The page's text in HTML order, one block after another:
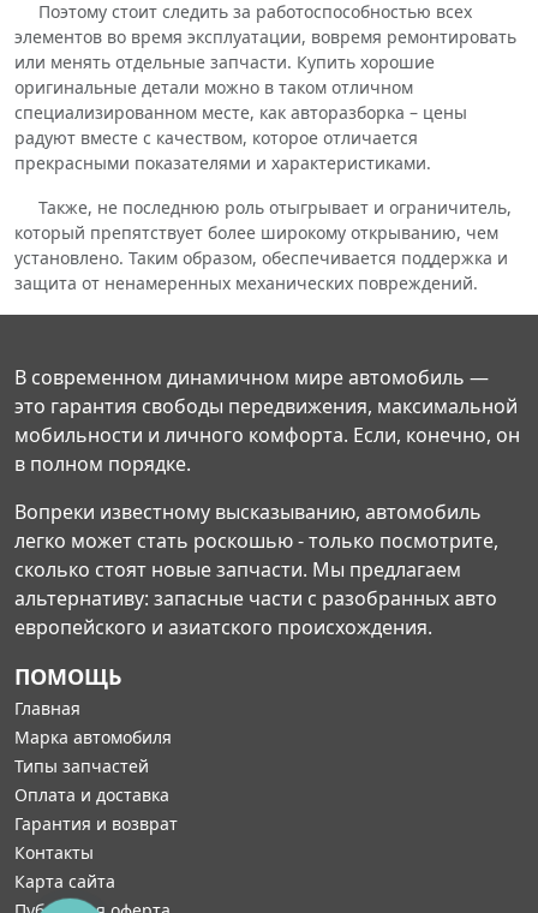
Поэтому стоит следить за работоспособностью всех
элементов во время эксплуатации, вовремя ремонтировать
или менять отдельные запчасти. Купить хорошие
оригинальные детали можно в таком отличном
специализированном месте, как авторазборка – цены
радуют вместе с качеством, которое отличается
прекрасными показателями и характеристиками.
Также, не последнюю роль отыгрывает и ограничитель,
который препятствует более широкому открыванию, чем
установлено. Таким образом, обеспечивается поддержка и
защита от ненамеренных механических повреждений.
В современном динамичном мире автомобиль —
это гарантия свободы передвижения, максимальной
мобильности и личного комфорта. Если, конечно, он
в полном порядке.
Вопреки известному высказыванию, автомобиль
легко может стать роскошью - только посмотрите,
сколько стоят новые запчасти. Мы предлагаем
альтернативу: запасные части с разобранных авто
европейского и азиатского происхождения.
ПОМОЩЬ
Главная
Марка автомобиля
Типы запчастей
Оплата и доставка
Гарантия и возврат
Контакты
Карта сайта